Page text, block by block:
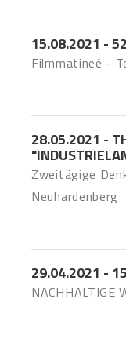
15.08.2021 -
Filmmatineé -
28.05.2021 -
Zweitägige
Neuhardenberg
29.04.2021 -
NACHHALTIGE